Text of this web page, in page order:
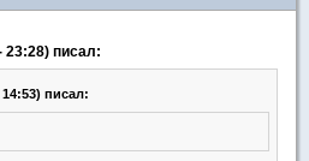
23:28) писал:
писал: